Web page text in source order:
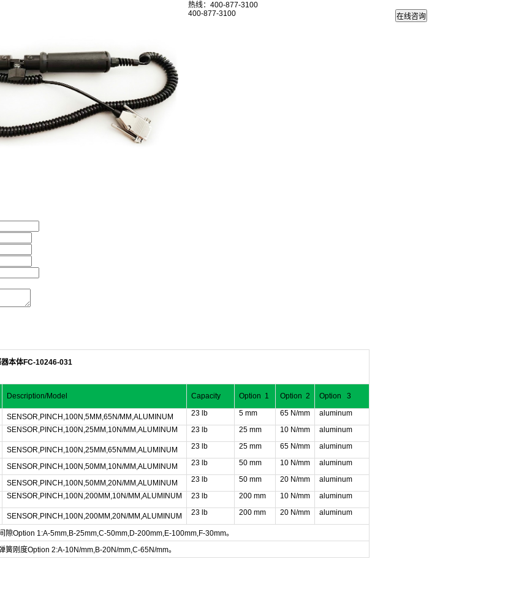
热线：400-877-3100
400-877-3100
本体FC-10246-031
Description/Model Capacity Option 1 Option 2
Option 3
SENSOR,PINCH,100N,5MM,65N/MM,ALUMINUM 23 lb 5 mm 65 N/mm
aluminum
SENSOR,PINCH,100N,25MM,10N/MM,ALUMINUM 23 lb 25 mm 10 N/mm
aluminum
SENSOR,PINCH,100N,25MM,65N/MM,ALUMINUM 23 lb 25 mm 65 N/mm
aluminum
SENSOR,PINCH,100N,50MM,10N/MM,ALUMINUM 23 lb 50 mm 10 N/mm
aluminum
SENSOR,PINCH,100N,50MM,20N/MM,ALUMINUM 23 lb 50 mm 20 N/mm
aluminum
SENSOR,PINCH,100N,200MM,10N/MM,ALUMINUM 23 lb 200 mm 10 N/mm
aluminum
SENSOR,PINCH,100N,200MM,20N/MM,ALUMINUM 23 lb 200 mm 20 N/mm aluminum
隙Option 1:A-5mm,B-25mm,C-50mm,D-200mm,E-100mm,F-30mm。
簧刚度Option 2:A-10N/mm,B-20N/mm,C-65N/mm。